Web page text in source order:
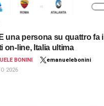
una persona su quattro fa i
on-line, Italia ultima
BONINI
emanuelebonini
2026